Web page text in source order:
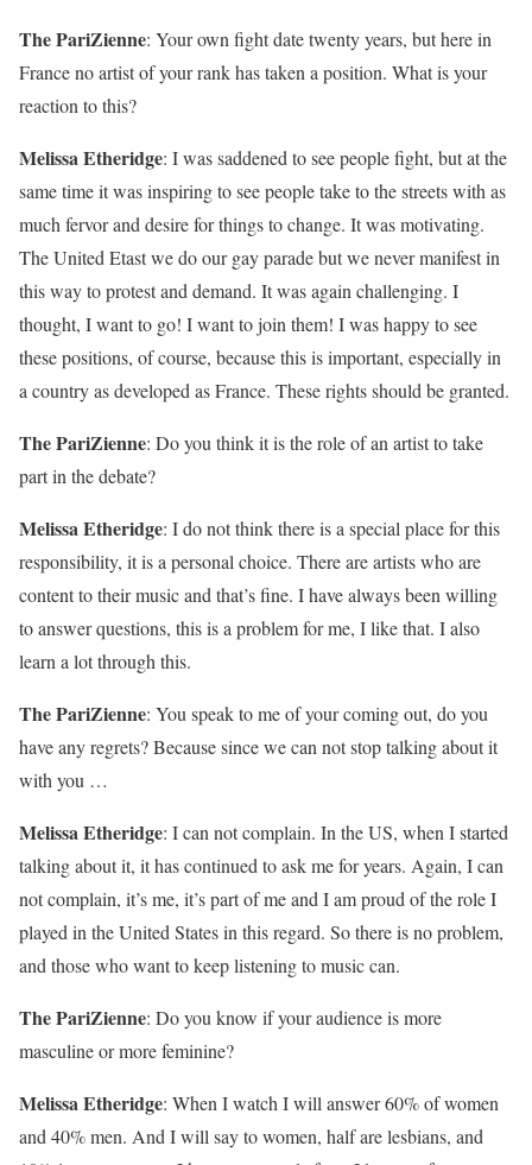
The PariZienne: Your own fight date twenty years, but here in
France no artist of your rank has taken a position. What is your
reaction to this?
Melissa Etheridge: I was saddened to see people fight, but at the
same time it was inspiring to see people take to the streets with as
much fervor and desire for things to change. It was motivating.
The United Etast we do our gay parade but we never manifest in
this way to protest and demand. It was again challenging. I
thought, I want to go! I want to join them! I was happy to see
these positions, of course, because this is important, especially in
a country as developed as France. These rights should be granted.
The PariZienne: Do you think it is the role of an artist to take
part in the debate?
Melissa Etheridge: I do not think there is a special place for this
responsibility, it is a personal choice. There are artists who are
content to their music and that’s fine. I have always been willing
to answer questions, this is a problem for me, I like that. I also
learn a lot through this.
The PariZienne: You speak to me of your coming out, do you
have any regrets? Because since we can not stop talking about it
with you …
Melissa Etheridge: I can not complain. In the US, when I started
talking about it, it has continued to ask me for years. Again, I can
not complain, it’s me, it’s part of me and I am proud of the role I
played in the United States in this regard. So there is no problem,
and those who want to keep listening to music can.
The PariZienne: Do you know if your audience is more
masculine or more feminine?
Melissa Etheridge: When I watch I will answer 60% of women
and 40% men. And I will say to women, half are lesbians, and